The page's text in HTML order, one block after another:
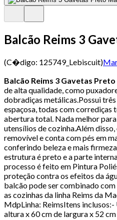
Balcão Reims 3
(C�digo: 125749_Lebiscuit)
Balcão Reims 3 Gavetas
de alta qualidade, como
dobradiças metálicas.Possui
espaçosa, todas com
abertura total. Nada melhor
utensílios de cozinha.Além
removível e conta com pés em
conferindo beleza e mais
estrutura é preto e a parte
processo é feito em Pintura
proteção contra os efeitos da
balcão pode ser combinado
as cozinhas da linha Reims da
MdpLinha: ReimsItens
altura x 60 cm de largura x 52